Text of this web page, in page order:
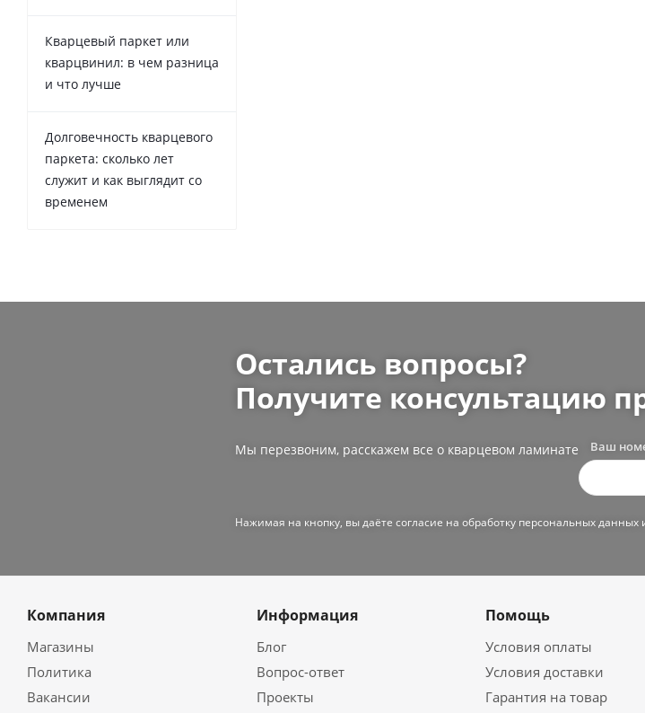
Кварцевый паркет или
кварцвинил: в чем разница
и что лучше
Долговечность кварцевого
паркета: сколько лет
служит и как выглядит со
временем
Остались вопросы?
Получите консультацию
Мы перезвоним, расскажем все о кварцевом ламинате Ваш
Нажимая на кнопку, вы даёте согласие на обработку персональных данных
Компания
Магазины
Политика
Вакансии
Информация
Блог
Вопрос-ответ
Проекты
Помощь
Условия оплаты
Условия доставки
Гарантия на товар